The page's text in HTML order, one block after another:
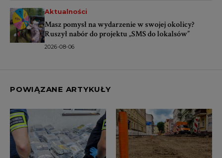
Aktualności
Masz pomysł na wydarzenie w swojej okolicy?
Ruszył nabór do projektu „SMS do lokalsów”
2026-08-06
POWIĄZANE ARTYKUŁY